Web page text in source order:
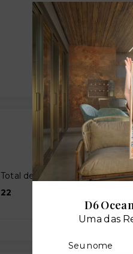
Total de andares:
22
D6
Uma das
Seu nome